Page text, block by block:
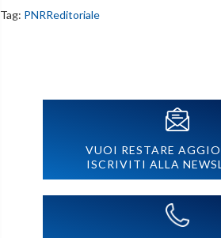
Tag: PNRReditoriale
VUOI RESTARE
ISCRIVITI ALLA